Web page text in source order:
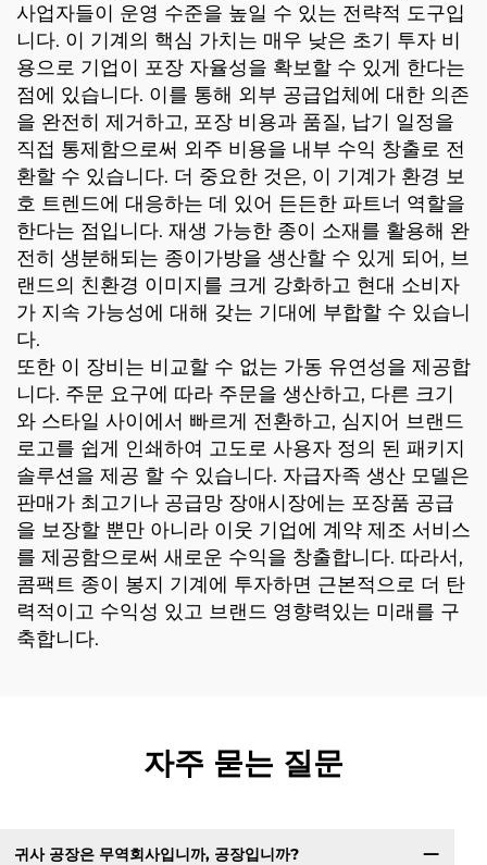
사업자들이 운영 수준을 높일 수 있는 전략적 도구입
니다. 이 기계의 핵심 가치는 매우 낮은 초기 투자 비
용으로 기업이 포장 자율성을 확보할 수 있게 한다는
점에 있습니다. 이를 통해 외부 공급업체에 대한 의존
을 완전히 제거하고, 포장 비용과 품질, 납기 일정을
직접 통제함으로써 외주 비용을 내부 수익 창출로 전
환할 수 있습니다. 더 중요한 것은, 이 기계가 환경 보
호 트렌드에 대응하는 데 있어 든든한 파트너 역할을
한다는 점입니다. 재생 가능한 종이 소재를 활용해 완
전히 생분해되는 종이가방을 생산할 수 있게 되어, 브
랜드의 친환경 이미지를 크게 강화하고 현대 소비자
가 지속 가능성에 대해 갖는 기대에 부합할 수 있습니
다.
또한 이 장비는 비교할 수 없는 가동 유연성을 제공합
니다. 주문 요구에 따라 주문을 생산하고, 다른 크기
와 스타일 사이에서 빠르게 전환하고, 심지어 브랜드
로고를 쉽게 인쇄하여 고도로 사용자 정의 된 패키지
솔루션을 제공 할 수 있습니다. 자급자족 생산 모델은
판매가 최고기나 공급망 장애시장에는 포장품 공급
을 보장할 뿐만 아니라 이웃 기업에 계약 제조 서비스
를 제공함으로써 새로운 수익을 창출합니다. 따라서,
콤팩트 종이 봉지 기계에 투자하면 근본적으로 더 탄
력적이고 수익성 있고 브랜드 영향력있는 미래를 구
축합니다.
자주 묻는 질문
귀사 공장은 무역회사입니까, 공장입니까?